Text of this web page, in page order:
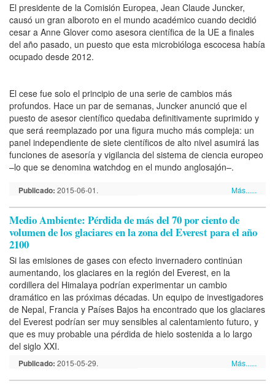
El presidente de la Comisión Europea, Jean Claude Juncker,
causó un gran alboroto en el mundo académico cuando decidió
cesar a Anne Glover como asesora científica de la UE a finales
del año pasado, un puesto que esta microbióloga escocesa había
ocupado desde 2012.
El cese fue solo el principio de una serie de cambios más
profundos. Hace un par de semanas, Juncker anunció que el
puesto de asesor científico quedaba definitivamente suprimido y
que será reemplazado por una figura mucho más compleja: un
panel independiente de siete científicos de alto nivel asumirá las
funciones de asesoría y vigilancia del sistema de ciencia europeo
–lo que se denomina watchdog en el mundo anglosajón–.
Publicado: 2015-06-01. Más......
Medio Ambiente: Pérdida de más del 70 por ciento de
volumen de los glaciares en la zona del Everest para el año
2100
Si las emisiones de gases con efecto invernadero continúan
aumentando, los glaciares en la región del Everest, en la
cordillera del Himalaya podrían experimentar un cambio
dramático en las próximas décadas. Un equipo de investigadores
de Nepal, Francia y Países Bajos ha encontrado que los glaciares
del Everest podrían ser muy sensibles al calentamiento futuro, y
que es muy probable una pérdida de hielo sostenida a lo largo
del siglo XXI.
Publicado: 2015-05-29. Más......